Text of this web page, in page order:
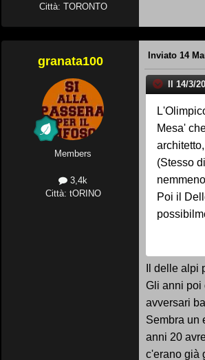
Città: TORONTO
granata100
Members
3,4k
Città: tORINO
Inviato 14
Il 14/3/
Mesa'
(Stesso
Poi il
Il delle
Gli anni poi
avversari
Sembra un
anni 20
c'erano già